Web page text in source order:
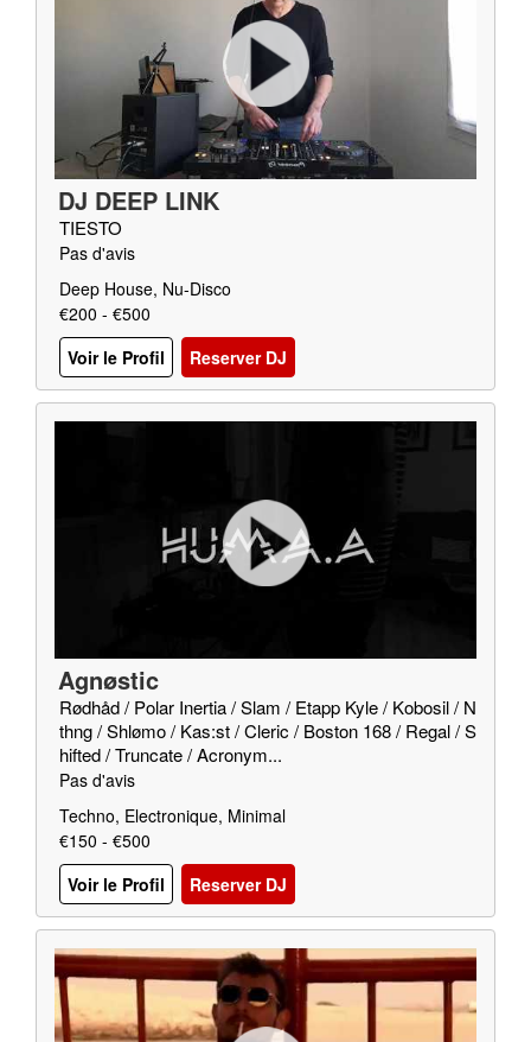
DJ DEEP LINK
TIESTO
Pas d'avis
Deep House, Nu-Disco
€200 - €500
Voir le Profil
Reserver DJ
Agnøstic
Rødhåd / Polar Inertia / Slam / Etapp Kyle / Kobosil / N
thng / Shlømo / Kas:st / Cleric / Boston 168 / Regal / S
hifted / Truncate / Acronym...
Pas d'avis
Techno, Electronique, Minimal
€150 - €500
Voir le Profil
Reserver DJ